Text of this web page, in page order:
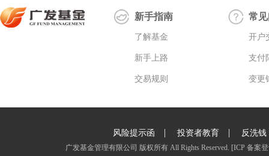
新手指南
了解基金
新手上路
交易规则
常
开户
支付
变更
风险提示函 | 投资者教育 | 反洗钱
广发基金管理有限公司 版权所有 All Rights Reserved. [ICP 备案